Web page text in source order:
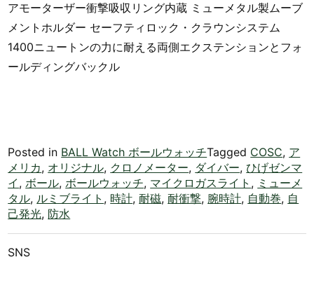
アモーターザー衝撃吸収リング内蔵 ミューメタル製ムーブ
メントホルダー セーフティロック・クラウンシステム
1400ニュートンの力に耐える両側エクステンションとフォ
ールディングバックル
Posted in BALL Watch ボールウォッチTagged COSC, ア
メリカ, オリジナル, クロノメーター, ダイバー,ひげゼンマ
イ , ボール, ボールウォッチ, マイクロガスライト , ミューメ
タル, ルミブライト , 時計,耐磁,耐衝撃, 腕時計, 自動巻, 自
己発光, 防水
SNS